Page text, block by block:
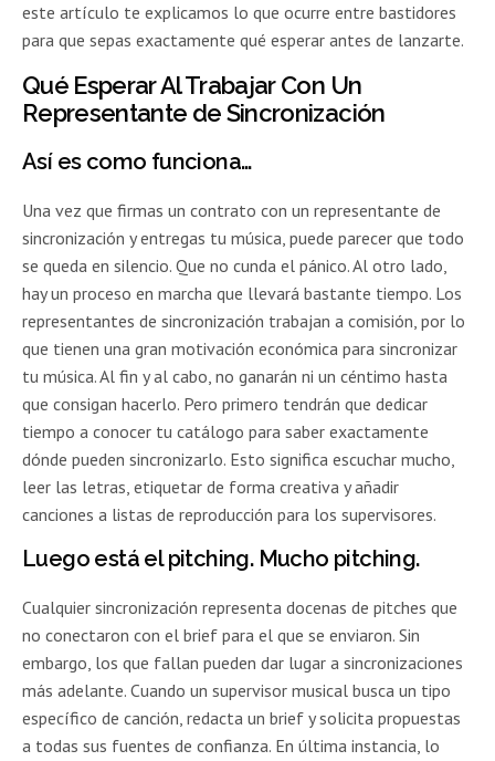
este artículo te explicamos lo que ocurre entre bastidores
para que sepas exactamente qué esperar antes de lanzarte.
Qué Esperar Al Trabajar Con Un
Representante de Sincronización
Así es como funciona…
Una vez que firmas un contrato con un representante de
sincronización y entregas tu música, puede parecer que todo
se queda en silencio. Que no cunda el pánico. Al otro lado,
hay un proceso en marcha que llevará bastante tiempo. Los
representantes de sincronización trabajan a comisión, por lo
que tienen una gran motivación económica para sincronizar
tu música. Al fin y al cabo, no ganarán ni un céntimo hasta
que consigan hacerlo. Pero primero tendrán que dedicar
tiempo a conocer tu catálogo para saber exactamente
dónde pueden sincronizarlo. Esto significa escuchar mucho,
leer las letras, etiquetar de forma creativa y añadir
canciones a listas de reproducción para los supervisores.
Luego está el pitching. Mucho pitching.
Cualquier sincronización representa docenas de pitches que
no conectaron con el brief para el que se enviaron. Sin
embargo, los que fallan pueden dar lugar a sincronizaciones
más adelante. Cuando un supervisor musical busca un tipo
específico de canción, redacta un brief y solicita propuestas
a todas sus fuentes de confianza. En última instancia, lo